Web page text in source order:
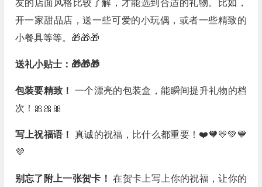
友的店面风格比较了解，才能选到合适的礼物。比如，
开一家甜品店，送一些可爱的小玩偶，或者一些精致的
小餐具等等。🎁🎁🎁
送礼小贴士：🎁🎁🎁
包装要精致！一个漂亮的包装盒，能瞬间提升礼物的档
次！🎀🎀🎀
写上祝福语！ 真诚的祝福，比什么都重要！❤️🧡💛💚💙
💜
别忘了附上一张贺卡！在贺卡上写上你的祝福，让你的